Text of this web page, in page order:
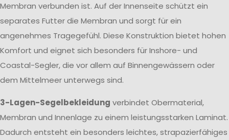
Membran verbunden ist. Auf der Innenseite schützt ein
separates Futter die Membran und sorgt für ein
angenehmes Tragegefühl. Diese Konstruktion bietet hohen
Komfort und eignet sich besonders für Inshore- und
Coastal-Segler, die vor allem auf Binnengewässern oder
dem Mittelmeer unterwegs sind.
3-Lagen-Segelbekleidung verbindet Obermaterial,
Membran und Innenlage zu einem leistungsstarken Laminat.
Dadurch entsteht ein besonders leichtes, strapazierfähiges